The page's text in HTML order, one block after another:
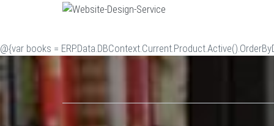
@{var books =